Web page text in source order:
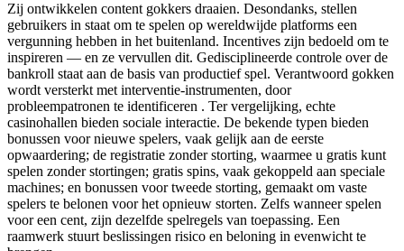
Zij ontwikkelen content gokkers draaien. Desondanks, stellen
gebruikers in staat om te spelen op wereldwijde platforms een
vergunning hebben in het buitenland. Incentives zijn bedoeld om te
inspireren — en ze vervullen dit. Gedisciplineerde controle over de
bankroll staat aan de basis van productief spel. Verantwoord gokken
wordt versterkt met interventie-instrumenten, door
probleempatronen te identificeren . Ter vergelijking, echte
casinohallen bieden sociale interactie. De bekende typen bieden
bonussen voor nieuwe spelers, vaak gelijk aan de eerste
opwaardering; de registratie zonder storting, waarmee u gratis kunt
spelen zonder stortingen; gratis spins, vaak gekoppeld aan speciale
machines; en bonussen voor tweede storting, gemaakt om vaste
spelers te belonen voor het opnieuw storten. Zelfs wanneer spelen
voor een cent, zijn dezelfde spelregels van toepassing. Een
raamwerk stuurt beslissingen risico en beloning in evenwicht te